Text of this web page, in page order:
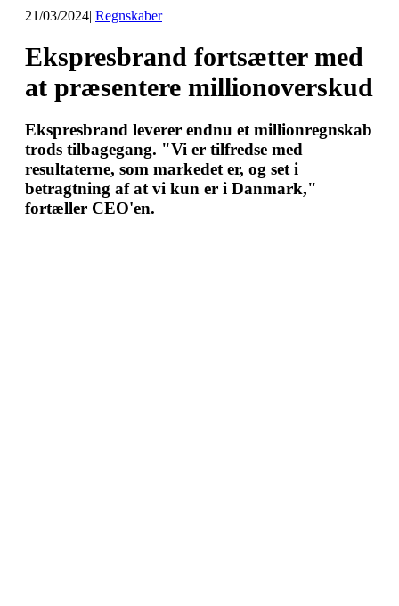
21/03/2024| Regnskaber
Ekspresbrand fortsætter med
at præsentere millionoverskud
Ekspresbrand leverer endnu et millionregnskab
trods tilbagegang. "Vi er tilfredse med
resultaterne, som markedet er, og set i
betragtning af at vi kun er i Danmark,"
fortæller CEO'en.